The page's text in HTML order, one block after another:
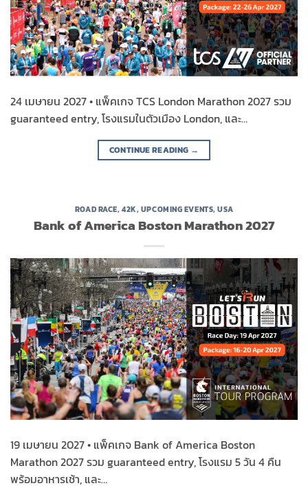
24 เมษายน 2027 • แพ็คเกจ TCS London Marathon 2027 รวม
guaranteed entry, โรงแรมในตัวเมือง London, และ…
CONTINUE READING →
ROAD RACE,42K,UPCOMING EVENTS,USA
Bank of America Boston Marathon 2027
19 เมษายน 2027 • แพ็คเกจ Bank of America Boston
Marathon 2027 รวม guaranteed entry, โรงแรม 5 วัน 4 คืน
พร้อมอาหารเช้า, และ…